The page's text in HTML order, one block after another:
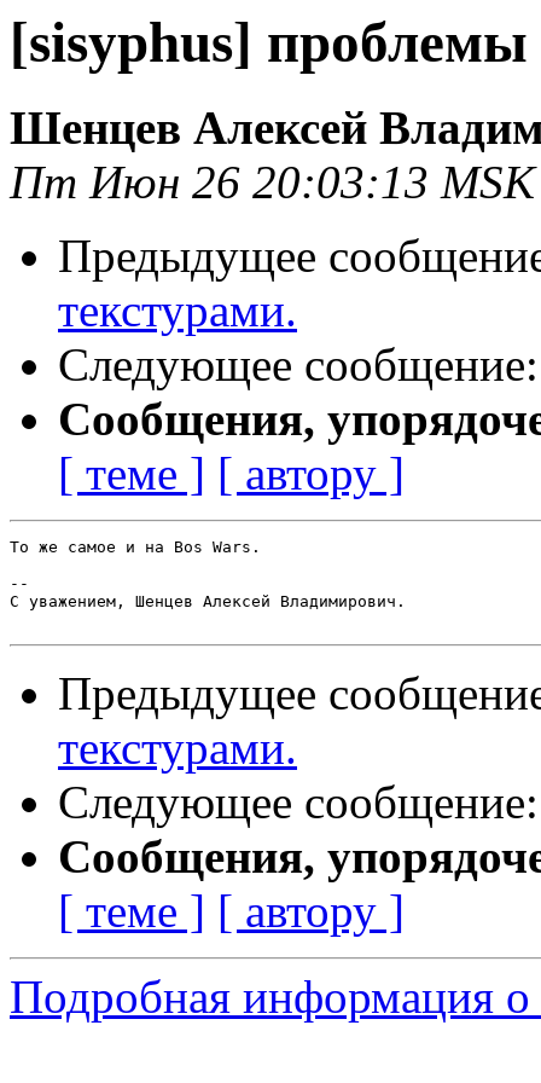
[sisyphus] проблемы
Шенцев Алексей
Пт Июн 26 20:03:13 MSK
Предыдущее
текстурами.
Следующее
Сообщения,
[ теме ] [ автору ]
То же самое и на Bos Wars.
--
С уважением, Шенцев Алексей Владимирович.
Предыдущее
текстурами.
Следующее
Сообщения,
[ теме ] [ автору ]
Подробная информация о